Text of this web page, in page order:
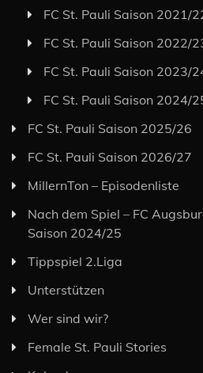
FC St. Pauli Saison 2021/
FC St. Pauli Saison 2022/
FC St. Pauli Saison 2023/
FC St. Pauli Saison 2024/
FC St. Pauli Saison 2025/26
FC St. Pauli Saison 2026/27
MillernTon – Episodenliste
Nach dem Spiel – FC
Saison 2024/25
Tippspiel 2.Liga
Unterstützen
Wer sind wir?
Female St. Pauli Stories